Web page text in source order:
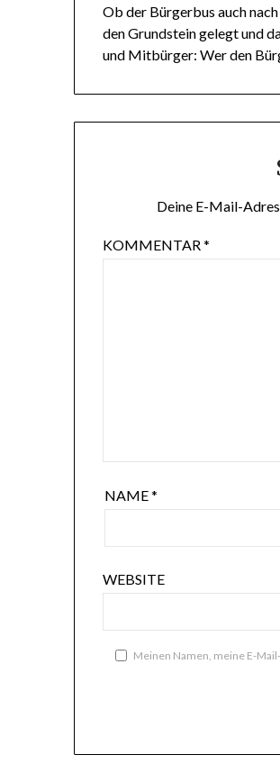
Ob der Bürgerbus auch
den Grundstein gelegt und
und Mitbürger: Wer den
Deine E-Mail-
KOMMENTAR*
NAME*
WEBSITE
Meinen Namen, meine E-